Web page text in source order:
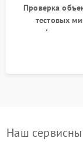
Проверка
тестовых
автофокуса
диафрагмы
Наш